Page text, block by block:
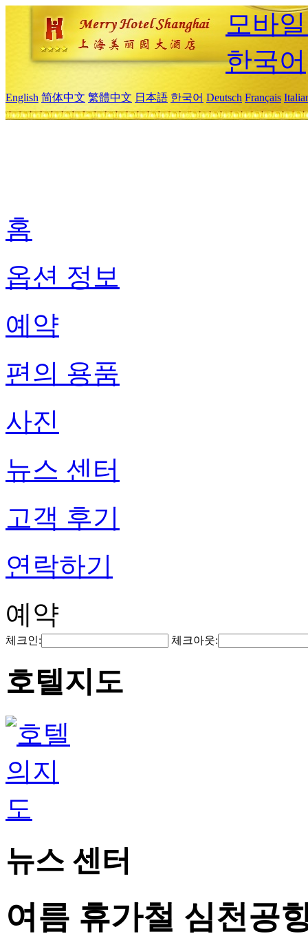
모바
한국어
English 简体中文 繁體中文 日本語 한국어 Deutsch Français
홈
옵션 정보
예약
편의 용품
사진
뉴스 센터
고객 후기
연락하기
예약
체크인: 체크아웃:
호텔지도
뉴스 센터
여름 휴가철 심천공